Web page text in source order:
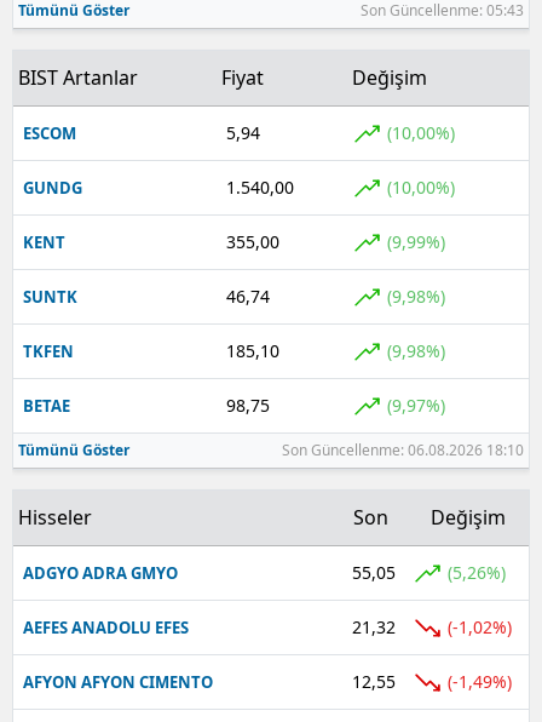
Tümünü Göster Son Güncellenme: 05:43
BIST Artanlar Fiyat Değişim
ESCOM 5,94 (10,00%)
GUNDG 1.540,00 (10,00%)
KENT 355,00 (9,99%)
SUNTK 46,74 (9,98%)
TKFEN 185,10 (9,98%)
BETAE 98,75 (9,97%)
Tümünü Göster Son Güncellenme: 06.08.2026 18:10
Hisseler Son Değişim
ADGYO ADRA GMYO 55,05 (5,26%)
AEFES ANADOLU EFES 21,32 (-1,02%)
AFYON AFYON CIMENTO 12,55 (-1,49%)